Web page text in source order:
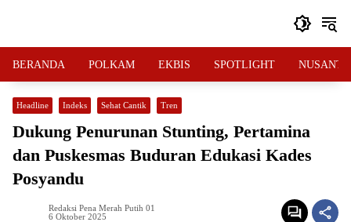
BERANDA POLKAM EKBIS SPOTLIGHT
Headline Indeks Sehat Cantik Tren
Dukung Penurunan Stunting, Pertamina
dan Puskesmas Buduran Edukasi Kades
Posyandu
Redaksi Pena Merah Putih 01
6 Oktober 2025